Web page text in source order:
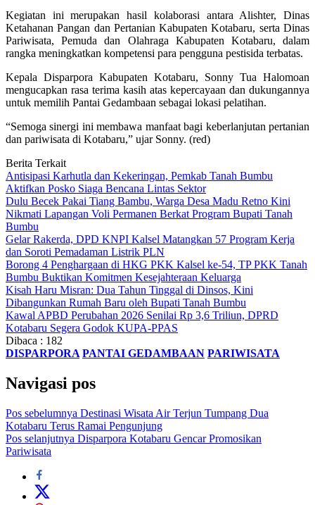
Kegiatan ini merupakan hasil kolaborasi antara Alishter, Dinas
Ketahanan Pangan dan Pertanian Kabupaten Kotabaru, serta Dinas
Pariwisata, Pemuda dan Olahraga Kabupaten Kotabaru, dalam
rangka meningkatkan kompetensi para pengguna pestisida terbatas.
Kepala Disparpora Kabupaten Kotabaru, Sonny Tua Halomoan
mengucapkan rasa terima kasih atas kepercayaan dan dukungannya
untuk memilih Pantai Gedambaan sebagai lokasi pelatihan.
“Semoga sinergi ini membawa manfaat bagi keberlanjutan pertanian
dan pariwisata di Kotabaru,” ujar Sonny. (red)
Berita Terkait
Antisipasi Karhutla dan Kekeringan, Pemkab Tanah Bumbu
Aktifkan Posko Siaga Bencana Lintas Sektor
Dulu Becek Pakai Tiang Bambu, Warga Desa Madu Retno Kini
Nikmati Lapangan Voli Permanen Berkat Program Bupati Tanah
Bumbu
Gelar Rakerda, DPD KNPI Kalsel Matangkan 57 Program Kerja
dan Soroti Pemadaman Listrik PLN
Borong 4 Penghargaan di HKG PKK Kalsel ke-54, TP PKK Tanah
Bumbu Buktikan Komitmen Kesejahteraan Keluarga
Kisah Haru Misran: Dua Tahun Tinggal di Dinsos, Kini
Dibangunkan Rumah Baru oleh Bupati Tanah Bumbu
Kawal APBD Perubahan 2026 Senilai Rp 3,6 Triliun, DPRD
Kotabaru Segera Godok KUPA-PPAS
Dibaca : 182
DISPARPORA PANTAI GEDAMBAAN PARIWISATA
Navigasi pos
Pos sebelumnya Destinasi Wisata Air Terjun Tumpang Dua
Kotabaru Terus Ramai Pengunjung
Pos selanjutnya Disparpora Kotabaru Gencar Promosikan
Pariwisata